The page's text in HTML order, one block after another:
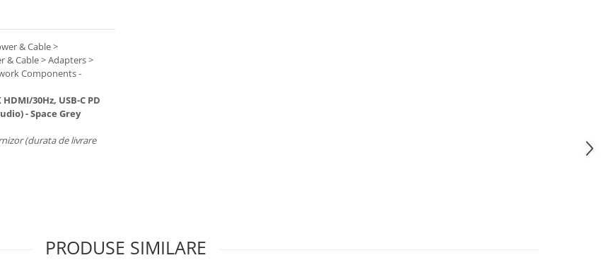
& Cable >
& Cable > Adapters >
Components -
30Hz, USB-C PD
- Space Grey
(durata de livrare
PRODUSE SIMILARE